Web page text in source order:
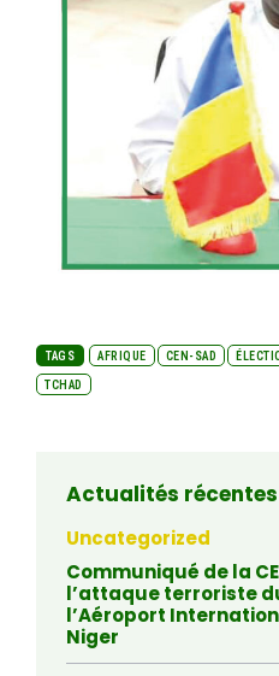
TAGS AFRIQUE CEN-SAD
TCHAD
Actualités récentes
Uncategorized
Communiqué de la
l’attaque terroriste
l’Aéroport
Niger